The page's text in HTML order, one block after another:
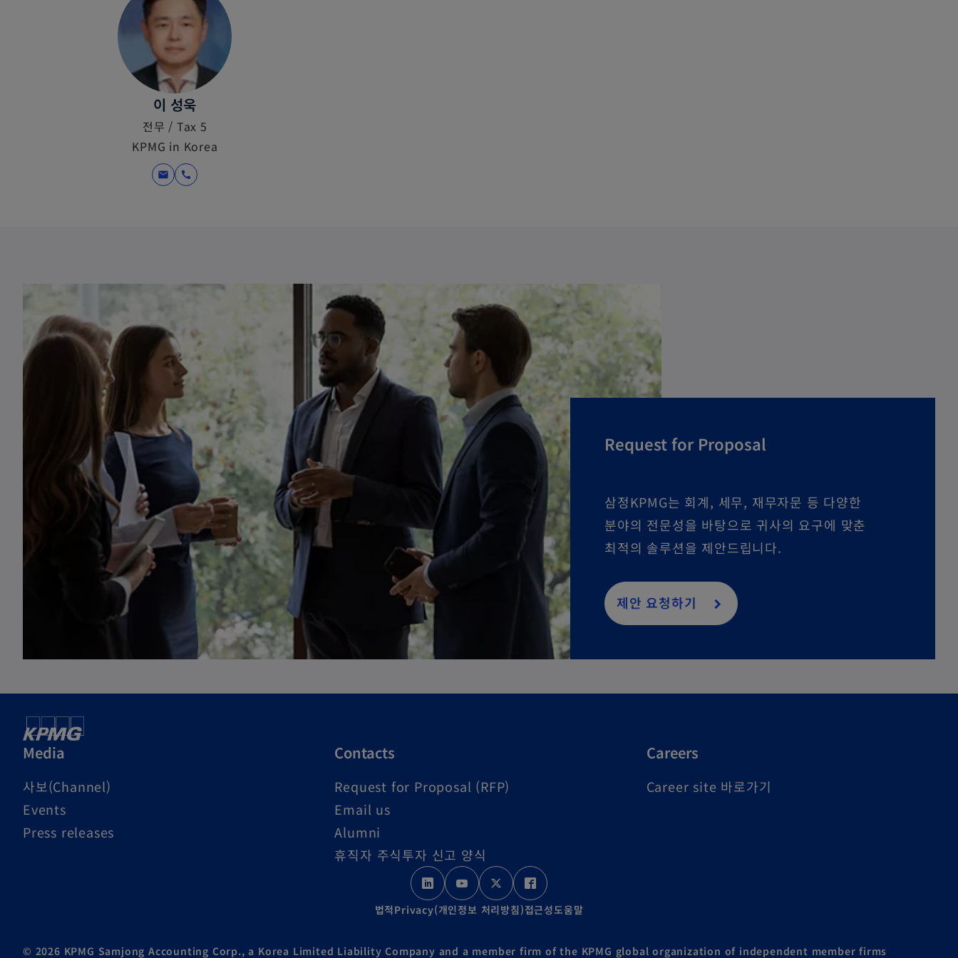
이 성욱
전무 / Tax 5
KPMG in Korea
mail call
Request for Proposal
삼정KPMG는 회계, 세무, 재무자문 등 다양한
분야의 전문성을 바탕으로 귀사의 요구에 맞춘
최적의 솔루션을 제안드립니다.
제안 요청하기
Media
사보(Channel)
Events
Press releases
Contacts
Request for Proposal (RFP)
Email us
Alumni
휴직자 주식투자 신고 양식
Careers
Career site 바로가기
a
o
p
n
o
p
n
o
p
n
o
n
법적Privacy(개인정보 처리방침)접근성도움말
© 2026 KPMG Samjong Accounting Corp., a Korea Limited Liability Company and a member firm of the KPMG global organization of independent member firms